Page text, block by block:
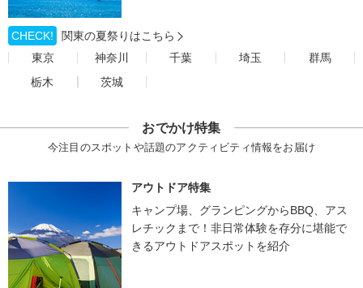
CHECK!
関東の夏祭りはこちら
東京
神奈川 千葉 埼玉
群馬
栃木
茨城
おでかけ特集
今注目のスポットや話題のアクティビティ情報をお届け
アウトドア特集
キャンプ場、グランピングからBBQ、アス
レチックまで！非日常体験を存分に堪能で
きるアウトドアスポットを紹介